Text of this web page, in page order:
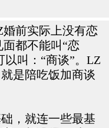
前实际上没有恋
都不能叫“恋
以叫：“商谈”。LZ
是陪吃饭加商谈
，就连一些最基